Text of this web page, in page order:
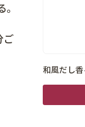
ご
和風だし